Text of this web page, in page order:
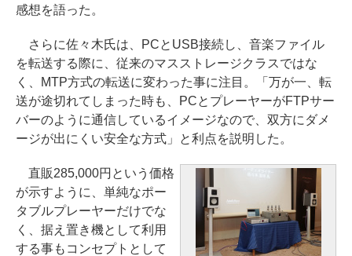
感想を語った。
さらに佐々木氏は、PCとUSB接続し、音楽ファイル
を転送する際に、従来のマスストレージクラスではな
く、MTP方式の転送に変わった事に注目。「万が一、転
送が途切れてしまった時も、PCとプレーヤーがFTPサー
バーのように通信しているイメージなので、双方にダメ
ージが出にくい安全な方式」と利点を説明した。
直販285,000円という価格
が示すように、単純なポー
タブルプレーヤーだけでな
く、据え置き機として利用
する事もコンセプトとして